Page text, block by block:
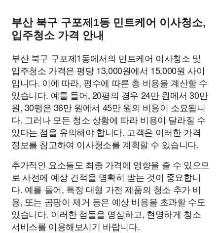
부산 북구 구포제1동 민트케어 이사청소,
입주청소 가격 안내
부산 북구 구포제1동에서의 민트케어 이사청소 및
입주청소 가격은 평당 13,000원에서 15,000원 사이
입니다. 이에 따라, 평수에 따른 총 비용을 계산할 수
있습니다. 예를 들어, 20평의 경우 24만 원에서 30만
원, 30평은 36만 원에서 45만 원의 비용이 소요됩니
다. 그러나 모든 청소 상황에 따라 비용이 달라질 수
있다는 점을 유의해야 합니다. 고객은 이러한 가격
정보를 참고하여 이사청소를 계획할 수 있습니다.
추가적인 요소들도 최종 가격에 영향을 줄 수 있으므
로 사전에 예상 견적을 명확히 받는 것이 중요합니
다. 예를 들어, 특정 대형 가전 제품의 청소 추가 비
용, 또는 곰팡이 제거 등은 예상 비용을 초과할 수도
있습니다. 이러한 점들을 명심하고, 현명하게 청소
서비스를 이용해보시기 바랍니다.